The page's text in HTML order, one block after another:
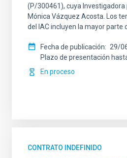
(P/300461), cuya Investigadora
Mónica Vázquez Acosta. Los
del IAC incluyen la mayor parte
Fecha de publicación
29/
Plazo de presentación
En proceso
CONTRATO INDEFINIDO